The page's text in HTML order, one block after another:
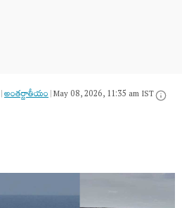
|అంత‌ర్జాతీయం|May 08, 2026, 11:35 am IST